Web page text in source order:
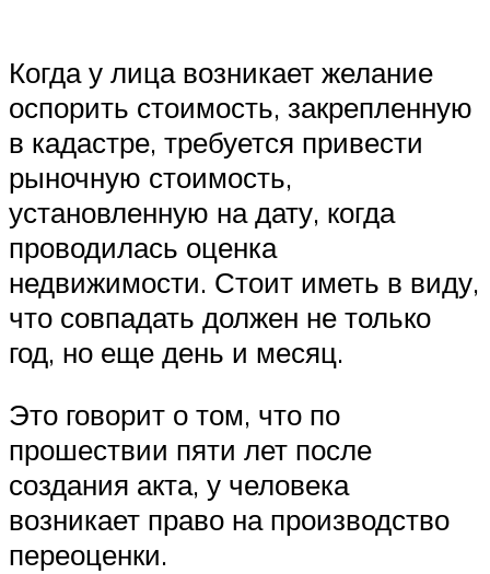
Когда у лица возникает желание
оспорить стоимость, закрепленную
в кадастре, требуется привести
рыночную стоимость,
установленную на дату, когда
проводилась оценка
недвижимости. Стоит иметь в виду,
что совпадать должен не только
год, но еще день и месяц.
Это говорит о том, что по
прошествии пяти лет после
создания акта, у человека
возникает право на производство
переоценки.